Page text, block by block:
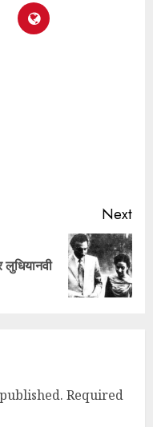
Next
लुधियानवी
Required